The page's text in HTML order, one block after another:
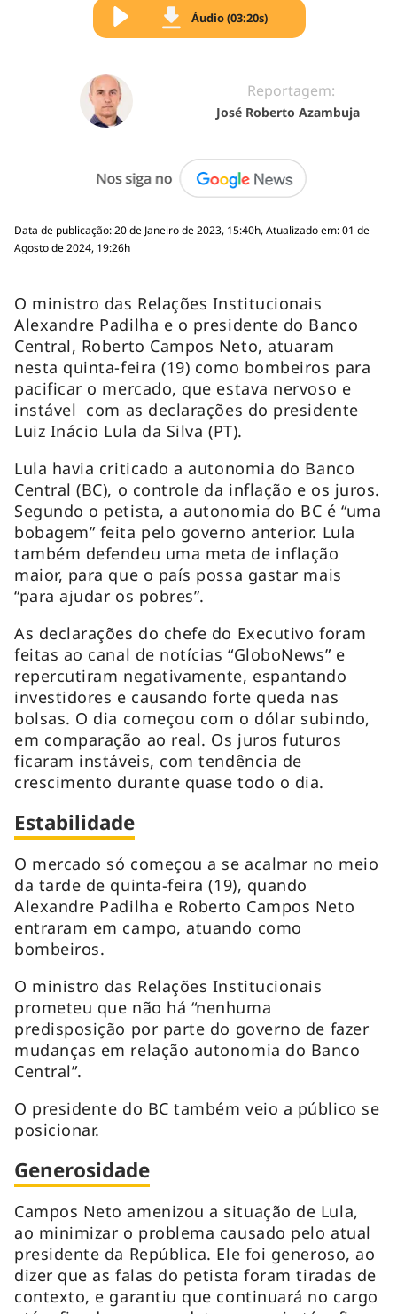
Áudio (03:20s)
Reportagem:
José Roberto Azambuja
Data de publicação: 20 de Janeiro de 2023, 15:40h, Atualizado em: 01 de
Agosto de 2024, 19:26h
O ministro das Relações Institucionais
Alexandre Padilha e o presidente do Banco
Central, Roberto Campos Neto, atuaram
nesta quinta-feira (19) como bombeiros para
pacificar o mercado, que estava nervoso e
instável com as declarações do presidente
Luiz Inácio Lula da Silva (PT).
Lula havia criticado a autonomia do Banco
Central (BC), o controle da inflação e os juros.
Segundo o petista, a autonomia do BC é “uma
bobagem” feita pelo governo anterior. Lula
também defendeu uma meta de inflação
maior, para que o país possa gastar mais
“para ajudar os pobres”.
As declarações do chefe do Executivo foram
feitas ao canal de notícias “GloboNews” e
repercutiram negativamente, espantando
investidores e causando forte queda nas
bolsas. O dia começou com o dólar subindo,
em comparação ao real. Os juros futuros
ficaram instáveis, com tendência de
crescimento durante quase todo o dia.
Estabilidade
O mercado só começou a se acalmar no meio
da tarde de quinta-feira (19), quando
Alexandre Padilha e Roberto Campos Neto
entraram em campo, atuando como
bombeiros.
O ministro das Relações Institucionais
prometeu que não há “nenhuma
predisposição por parte do governo de fazer
mudanças em relação autonomia do Banco
Central”.
O presidente do BC também veio a público se
posicionar.
Generosidade
Campos Neto amenizou a situação de Lula,
ao minimizar o problema causado pelo atual
presidente da República. Ele foi generoso, ao
dizer que as falas do petista foram tiradas de
contexto, e garantiu que continuará no cargo